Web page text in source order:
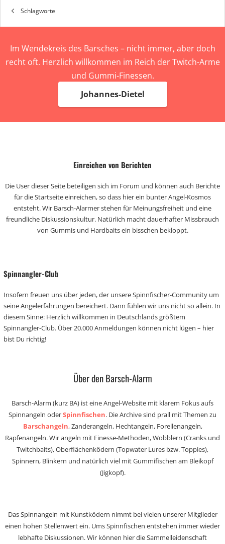
Schlagworte
Im Wendekreis des Barsches – nicht immer, aber doch
recht oft. Herzlich willkommen im Reich der Twitch-Arme
und Gummi-Finessen.
Johannes-Dietel
Einreichen von Berichten
Die User dieser Seite beteiligen sich im Forum und können auch Berichte
für die Startseite einreichen, so dass hier ein bunter Angel-Kosmos
entsteht. Wir Barsch-Alarmer stehen für Meinungsfreiheit und eine
freundliche Diskussionskultur. Natürlich macht dauerhafter Missbrauch
von Gummis und Hardbaits ein bisschen bekloppt.
Spinnangler-Club
Insofern freuen uns über jeden, der unsere Spinnfischer-Community um
seine Angelerfahrungen bereichert. Dann fühlen wir uns nicht so allein. In
diesem Sinne: Herzlich willkommen in Deutschlands größtem
Spinnangler-Club. Über 20.000 Anmeldungen können nicht lügen – hier
bist Du richtig!
Über den Barsch-Alarm
Barsch-Alarm (kurz BA) ist eine Angel-Website mit klarem Fokus aufs
Spinnangeln oderSpinnfischen. Die Archive sind prall mit Themen zu
Barschangeln, Zanderangeln, Hechtangeln, Forellenangeln,
Rapfenangeln. Wir angeln mit Finesse-Methoden, Wobblern (Cranks und
Twitchbaits), Oberflächenködern (Topwater Lures bzw. Toppies),
Spinnern, Blinkern und natürlich viel mit Gummifischen am Bleikopf
(Jigkopf).
Das Spinnangeln mit Kunstködern nimmt bei vielen unserer Mitglieder
einen hohen Stellenwert ein. Ums Spinnfischen entstehen immer wieder
lebhafte Diskussionen. Wir können hier die Sammelleidenschaft